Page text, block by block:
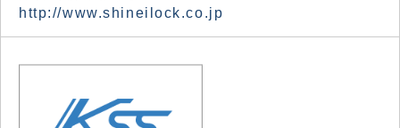
http://www.shineilock.co.jp